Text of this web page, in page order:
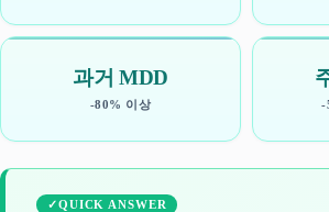
과거 MDD
-80% 이상 -
QUICK ANSWER